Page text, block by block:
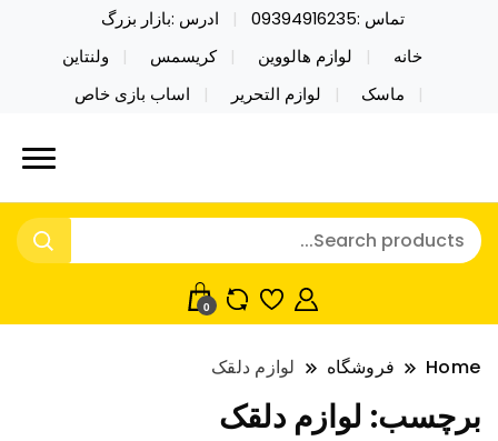
تماس :09394916235
ادرس :بازار بزرگ
خانه
لوازم هالووین کریسمس
ولنتاین
ماسک
لوازم التحریر اساب بازی خاص
نایکر توی فروش عمده لوازم هالووین
ولن تاین کادویی کریسمس اکسسوری
خرید محصولات خاص فیجت اسباب بازی تراول ماگ نایکر
توی فروش عمده لوازم هالووین ولن تاین کادویی
کریسمس اکسسوری ماسک در واردات مستقیم
0
Home فروشگاه لوازم دلقک
برچسب: لوازم دلقک